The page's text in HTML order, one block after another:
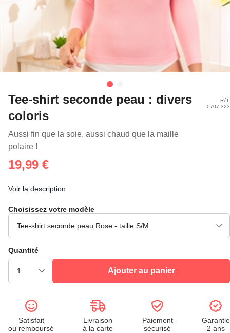
Tee-shirt seconde peau : divers
coloris
Aussi fin que la soie, aussi chaud que la maille
polaire !
Réf.
0707.323
19,99 €
Voir la description
Choisissez votre modèle
Quantité
Ajouter au panier
Satisfait
ou remboursé
Livraison
à la carte
Paiement
sécurisé
Garantie
2 ans